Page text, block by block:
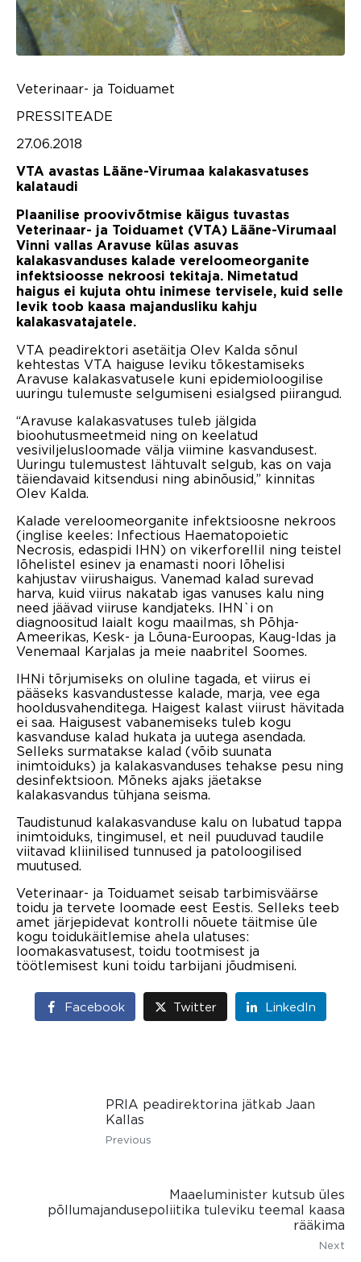
Veterinaar- ja Toiduamet
PRESSITEADE
27.06.2018
VTA avastas Lääne-Virumaa kalakasvatuses
kalataudi
Plaanilise proovivõtmise käigus tuvastas
Veterinaar- ja Toiduamet (VTA) Lääne-Virumaal
Vinni vallas Aravuse külas asuvas
kalakasvanduses kalade vereloomeorganite
infektsioosse nekroosi tekitaja. Nimetatud
haigus ei kujuta ohtu inimese tervisele, kuid selle
levik toob kaasa majandusliku kahju
kalakasvatajatele.
VTA peadirektori asetäitja Olev Kalda sõnul
kehtestas VTA haiguse leviku tõkestamiseks
Aravuse kalakasvatusele kuni epidemioloogilise
uuringu tulemuste selgumiseni esialgsed piirangud.
“Aravuse kalakasvatuses tuleb jälgida
bioohutusmeetmeid ning on keelatud
vesiviljelusloomade välja viimine kasvandusest.
Uuringu tulemustest lähtuvalt selgub, kas on vaja
täiendavaid kitsendusi ning abinõusid,” kinnitas
Olev Kalda.
Kalade vereloomeorganite infektsioosne nekroos
(inglise keeles: Infectious Haematopoietic
Necrosis, edaspidi IHN) on vikerforellil ning teistel
lõhelistel esinev ja enamasti noori lõhelisi
kahjustav viirushaigus. Vanemad kalad surevad
harva, kuid viirus nakatab igas vanuses kalu ning
need jäävad viiruse kandjateks. IHN`i on
diagnoositud laialt kogu maailmas, sh Põhja-
Ameerikas, Kesk- ja Lõuna-Euroopas, Kaug-Idas ja
Venemaal Karjalas ja meie naabritel Soomes.
IHNi tõrjumiseks on oluline tagada, et viirus ei
pääseks kasvandustesse kalade, marja, vee ega
hooldusvahenditega. Haigest kalast viirust hävitada
ei saa. Haigusest vabanemiseks tuleb kogu
kasvanduse kalad hukata ja uutega asendada.
Selleks surmatakse kalad (võib suunata
inimtoiduks) ja kalakasvanduses tehakse pesu ning
desinfektsioon. Mõneks ajaks jäetakse
kalakasvandus tühjana seisma.
Taudistunud kalakasvanduse kalu on lubatud tappa
inimtoiduks, tingimusel, et neil puuduvad taudile
viitavad kliinilised tunnused ja patoloogilised
muutused.
Veterinaar- ja Toiduamet seisab tarbimisväärse
toidu ja tervete loomade eest Eestis. Selleks teeb
amet järjepidevat kontrolli nõuete täitmise üle
kogu toidukäitlemise ahela ulatuses:
loomakasvatusest, toidu tootmisest ja
töötlemisest kuni toidu tarbijani jõudmiseni.
Facebook Twitter LinkedIn
PRIA peadirektorina jätkab Jaan
Kallas
Previous
Maaeluminister kutsub üles
põllumajandusepoliitika tuleviku teemal kaasa
rääkima
Next